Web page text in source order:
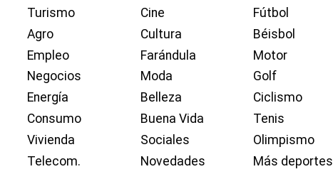
Turismo
Agro
Empleo
Negocios
Energía
Consumo
Vivienda
Telecom.
Cine
Cultura
Farándula
Moda
Belleza
Buena Vida
Sociales
Novedades
Fútbol
Béisbol
Motor
Golf
Ciclismo
Tenis
Olimpismo
Más deportes